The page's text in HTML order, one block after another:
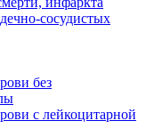
сосудистых
без
с лейкоцитарной